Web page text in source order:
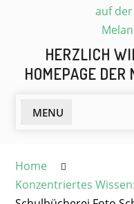
HERZLICH
HOMEPAGE DER
MENU
Home
Konzentriertes